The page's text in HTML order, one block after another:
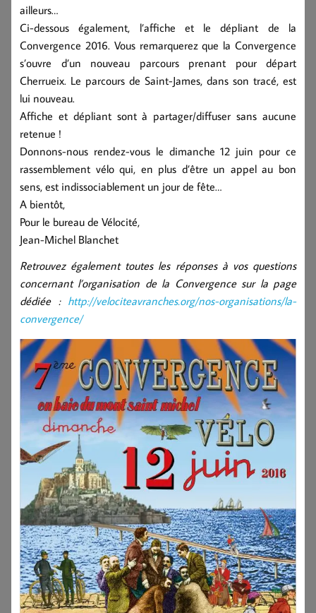
ailleurs…
Ci-dessous également, l’affiche et le dépliant de la
Convergence 2016. Vous remarquerez que la Convergence
s’ouvre d’un nouveau parcours prenant pour départ
Cherrueix. Le parcours de Saint-James, dans son tracé, est
lui nouveau.
Affiche et dépliant sont à partager/diffuser sans aucune
retenue !
Donnons-nous rendez-vous le dimanche 12 juin pour ce
rassemblement vélo qui, en plus d’être un appel au bon
sens, est indissociablement un jour de fête…
A bientôt,
Pour le bureau de Vélocité,
Jean-Michel Blanchet
Retrouvez également toutes les réponses à vos questions
concernant l’organisation de la Convergence sur la page
dédiée : http://velociteavranches.org/nos-organisations/la-
convergence/